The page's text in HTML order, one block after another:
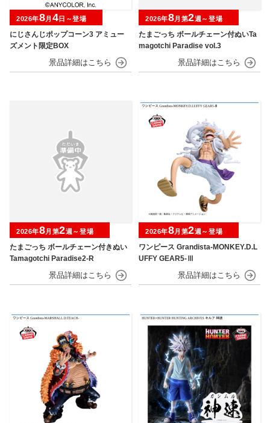
にじさんじポップコーン3 アミュー
ズメント限定BOX
2026年8月 4 日～登場
たまごっち ボールチェーン付ぬいTa
magotchi Paradise vol.3
2026年8月第2週～登場
たまごっち ボールチェーン付きぬい
Tamagotchi Paradise2-R
2026年8月第2週～登場
ワンピース Grandista-MONKEY.D.L
UFFY GEAR5-Ⅲ
2026年8月第2週～登場